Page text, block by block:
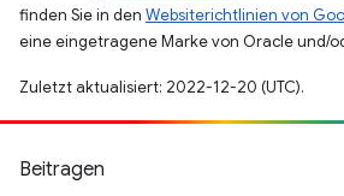
finden Sie in den Websiterichtlinien von
eine eingetragene Marke von Oracle und/
Zuletzt aktualisiert: 2022-12-20 (UTC).
Beitragen